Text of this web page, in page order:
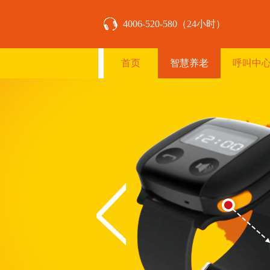
4006-520-580（24小时）
首页 智慧养老 呼叫中